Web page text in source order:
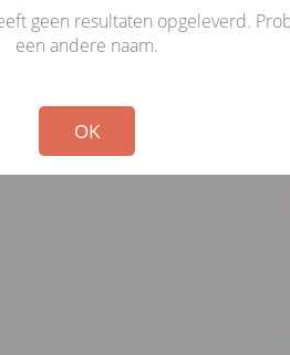
geen resultaten opgeleverd.
een andere naam.
OK